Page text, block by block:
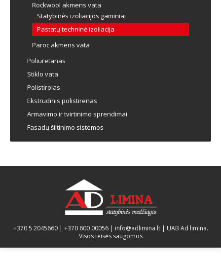
Rockwool akmens vata
Statybinės izoliacijos gaminiai
Pastatų techninė izoliacija
Paroc akmens vata
Poliuretanas
Stiklo vata
Polistirolas
Ekstrudinis polistirenas
Armavimo ir tvirtinimo sprendimai
Fasadų šiltinimo sistemos
+370 5 2045660| +370 600 00056| info@adlimina.lt| UAB Ad limina.
Visos teisės saugomos